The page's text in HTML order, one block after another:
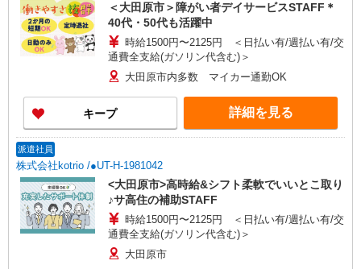
＜大田原市＞障がい者デイサービスSTAFF＊
40代・50代も活躍中
時給1500円〜2125円 ＜日払い有/週払い有/交
通費全支給(ガソリン代含む)＞
大田原市内多数 マイカー通勤OK
キープ 詳細を見る
派遣社員
株式会社kotrio /●UT-H-1981042
<大田原市>高時給&シフト柔軟でいいとこ取り
♪サ高住の補助STAFF
時給1500円〜2125円 ＜日払い有/週払い有/交
通費全支給(ガソリン代含む)＞
大田原市